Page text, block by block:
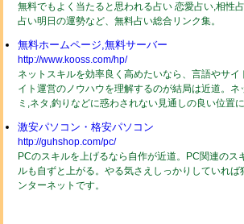
無料でもよく当たると思われる占い 恋愛占い,相性
占い明日の運勢など、無料占い総合リンク集。
無料ホームページ,無料サーバー
http://www.kooss.com/hp/
ネットスキルを効率良く高めたいなら、言語やサ
イト運営のノウハウを理解するのが結局は近道。ネ
ミ,ネタ,釣りなどに惑わされない見通しの良い位置に
激安パソコン・格安パソコン
http://guhshop.com/pc/
PCのスキルを上げるなら自作が近道。PC関連のス
ルも自ずと上がる。やる気さえしっかりしていれば
ンターネットです。